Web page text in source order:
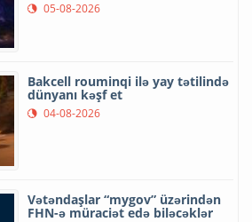
05-08-2026
Bakcell rouminqi ilə yay tətilində
dünyanı kəşf et
04-08-2026
Vətəndaşlar “mygov” üzərindən
FHN-ə müraciət edə biləcəklər